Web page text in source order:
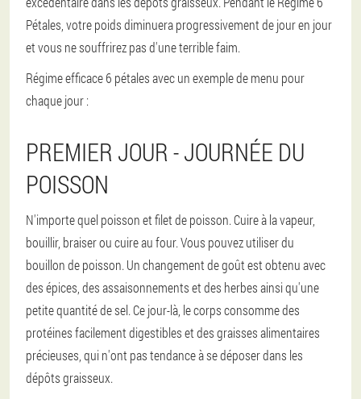
Pétales, votre poids diminuera progressivement de jour en jour
et vous ne souffrirez pas d'une terrible faim.
Régime efficace 6 pétales avec un exemple de menu pour
chaque jour :
PREMIER JOUR - JOURNÉE DU
POISSON
N'importe quel poisson et filet de poisson. Cuire à la vapeur,
bouillir, braiser ou cuire au four. Vous pouvez utiliser du
bouillon de poisson. Un changement de goût est obtenu avec
des épices, des assaisonnements et des herbes ainsi qu'une
petite quantité de sel. Ce jour-là, le corps consomme des
protéines facilement digestibles et des graisses alimentaires
précieuses, qui n'ont pas tendance à se déposer dans les
dépôts graisseux.